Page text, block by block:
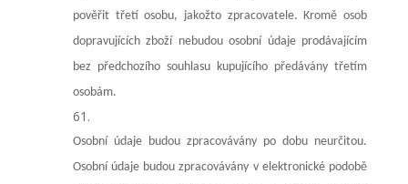
pověřit třetí osobu, jakožto zpracovatele. Kromě osob
dopravujících zboží nebudou osobní údaje prodávajícím
bez předchozího souhlasu kupujícího předávány třetím
osobám.
Osobní údaje budou zpracovávány po dobu neurčitou.
Osobní údaje budou zpracovávány v elektronické podobě